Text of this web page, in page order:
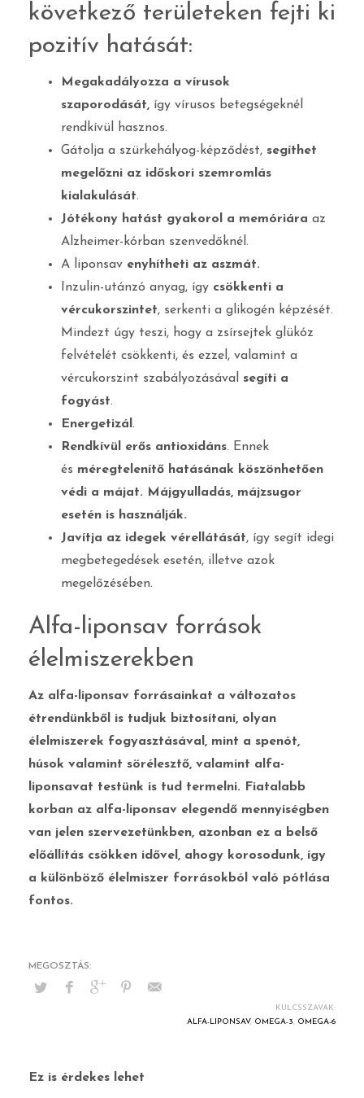
következő területeken fejti ki
pozitív hatását:
Megakadályozza a vírusok
szaporodását, így vírusos betegségeknél
rendkívül hasznos.
Gátolja a szürkehályog-képződést, segíthet
megelőzni az időskori szemromlás
kialakulását.
Jótékony hatást gyakorol a memóriára az
Alzheimer-kórban szenvedőknél.
A liponsav enyhítheti az aszmát.
Inzulin-utánzó anyag, így csökkenti a
vércukorszintet, serkenti a glikogén képzését.
Mindezt úgy teszi, hogy a zsírsejtek glükóz
felvételét csökkenti, és ezzel, valamint a
vércukorszint szabályozásával segíti a
fogyást.
Energetizál.
Rendkívül erős antioxidáns. Ennek
és méregtelenítő hatásának köszönhetően
védi a májat. Májgyulladás, májzsugor
esetén is használják.
Javítja az idegek vérellátását, így segít idegi
megbetegedések esetén, illetve azok
megelőzésében.
Alfa-liponsav források
élelmiszerekben
Az alfa-liponsav forrásainkat a változatos
étrendünkből is tudjuk biztosítani, olyan
élelmiszerek fogyasztásával, mint a spenót,
húsok valamint sörélesztő, valamint alfa-
liponsavat testünk is tud termelni. Fiatalabb
korban az alfa-liponsav elegendő mennyiségben
van jelen szervezetünkben, azonban ez a belső
előállítás csökken idővel, ahogy korosodunk, így
a különböző élelmiszer forrásokból való pótlása
fontos.
KULCSSZAVAK:
ALFA-LIPONSAV, OMEGA-3, OMEGA-6
Ez is érdekes lehet